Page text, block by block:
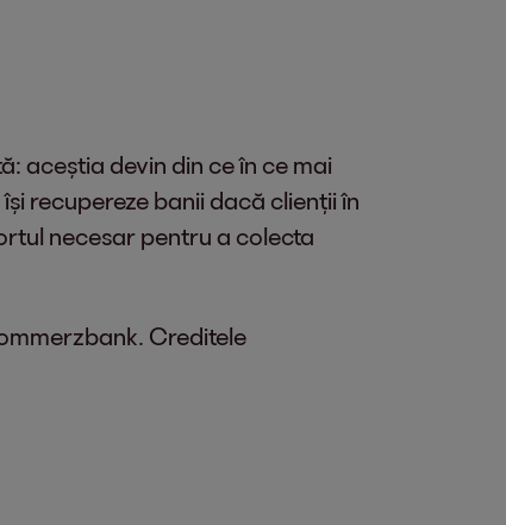
aceștia devin din ce în ce mai
recupereze banii dacă clienții în
necesar pentru a colecta
Creditele